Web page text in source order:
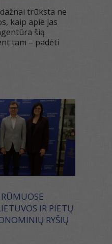
trūksta ne
kaip apie jas
šią
tam – padėti
IR PIETŲ
RYŠIŲ